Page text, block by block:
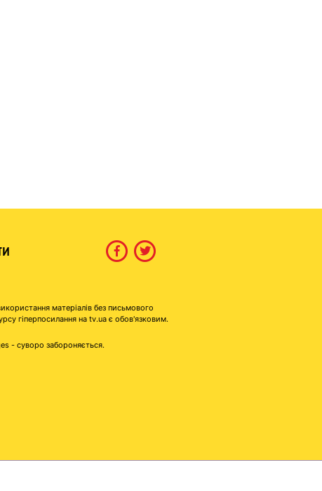
матеріалів без письмового
гіперпосилання на tv.ua є обов'язковим.
- суворо забороняється.